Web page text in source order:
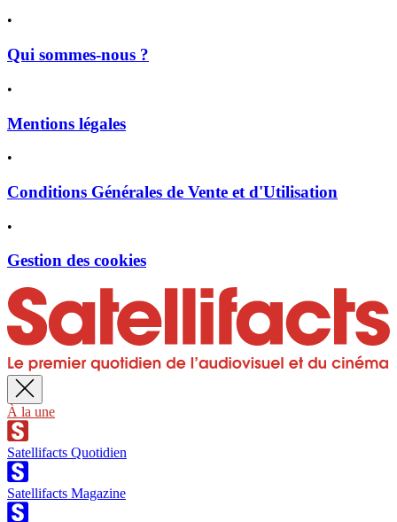
•
Qui sommes-nous ?
•
Mentions légales
•
Conditions Générales de Vente et d'Utilisation
•
Gestion des cookies
À la une
Satellifacts Quotidien
Satellifacts Magazine